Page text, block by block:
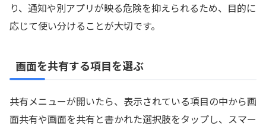
り、通知や別アプリが映る危険を抑えられるため、目的に
応じて使い分けることが大切です。
画面を共有する項目を選ぶ
共有メニューが開いたら、表示されている項目の中から画
面共有や画面を共有と書かれた選択肢をタップし、スマー